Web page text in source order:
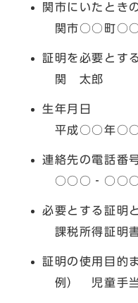
関市にいたとき
関市○○町○○
証明を必要とす
関 太郎
生年月日
平成○○年
連絡先の電話番
必要とする証明
課税所得証
証明の使用目的
例） 児童手